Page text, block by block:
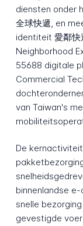
diensten onder
全球快遞, en
identiteit 愛鄰
Neighborhood
55688 digitale
Commercial
van Taiwan's
De
binnenlandse
snelle
gevestigde